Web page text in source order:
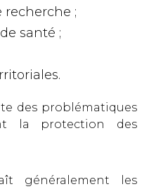
recherche ;
santé ;
des problématiques
la protection des
généralement les